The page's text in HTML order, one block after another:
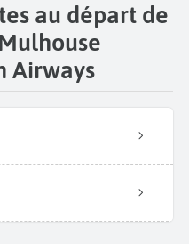
au départ de
Airways